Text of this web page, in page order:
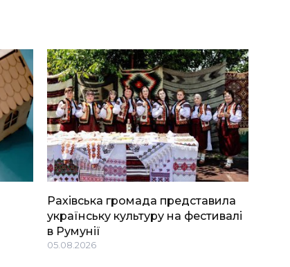
Рахівська громада представила
українську культуру на фестивалі
в Румунії
05.08.2026